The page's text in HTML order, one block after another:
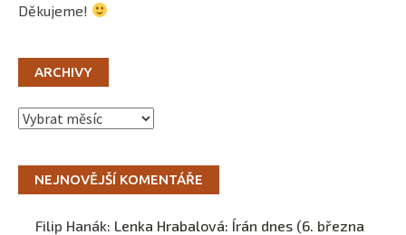
Děkujeme!
ARCHIVY
Archivy
NEJNOVĚJŠÍ KOMENTÁŘE
Filip Hanák: Lenka Hrabalová: Írán dnes (6. března